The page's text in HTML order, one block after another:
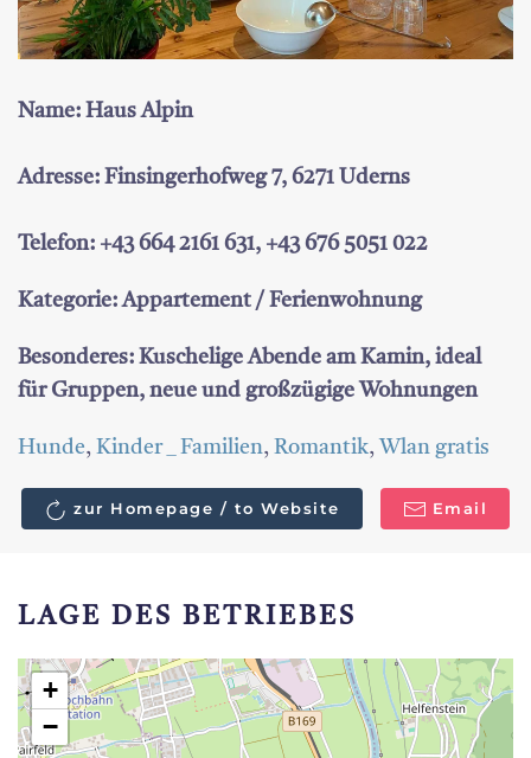
Name: Haus Alpin
Adresse: Finsingerhofweg 7, 6271 Uderns
Telefon: +43 664 2161 631, +43 676 5051 022
Kategorie: Appartement / Ferienwohnung
Besonderes: Kuschelige Abende am Kamin, ideal
für Gruppen, neue und großzügige Wohnungen
Hunde, Kinder _ Familien, Romantik, Wlan gratis
zur Homepage / to Website Email
LAGE DES BETRIEBES
+
−